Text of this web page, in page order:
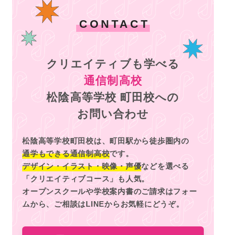
CONTACT
クリエイティブも学べる
通信制高校
松陰高等学校 町田校への
お問い合わせ
松陰高等学校町田校は、町田駅から徒歩圏内の
通学もできる通信制高校です。
デザイン・イラスト・映像・声優などを選べる
「クリエイティブコース」も人気。
オープンスクールや学校案内書のご請求はフォー
ムから、ご相談はLINEからお気軽にどうぞ。